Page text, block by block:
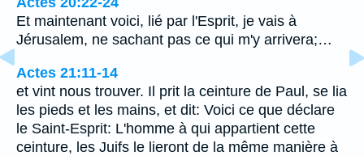
Et maintenant voici, lié par l'Esprit, je vais à
Jérusalem, ne sachant pas ce qui m'y arrivera;…
Actes 21:11-14
et vint nous trouver. Il prit la ceinture de Paul, se lia
les pieds et les mains, et dit: Voici ce que déclare
le Saint-Esprit: L'homme à qui appartient cette
ceinture, les Juifs le lieront de la même manière à